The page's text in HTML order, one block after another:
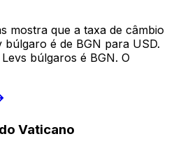
mostra que a taxa de câmbio
é de BGN para USD.
búlgaros é BGN. O
Vaticano